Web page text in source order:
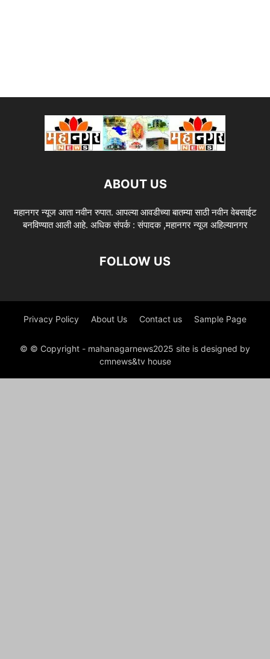
ABOUT US
महानगर न्यूज आता नवीन रुपात. आपल्या आवडीच्या बातम्या साठी नवीन वेबसाईट
बनविण्यात आली आहे. अधिक संपर्क : संपादक ,महानगर न्यूज अहिल्यानगर
FOLLOW US
Privacy Policy About Us Contact us Sample Page
© © Copyright - mahanagarnews2025 site is designed by
cmnews&tv house